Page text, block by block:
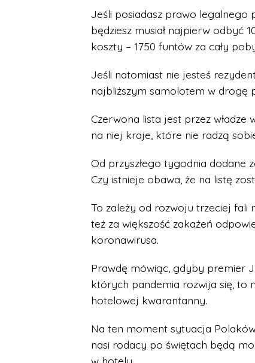
Jeśli posiadasz prawo legalnego
będziesz musiał najpierw odbyć
koszty – 1750 funtów za cały
Jeśli natomiast nie jesteś
najbliższym samolotem w drogę
Czerwona lista jest przez
na niej kraje, które nie radzą
Od przyszłego tygodnia dodane
Czy istnieje obawa, że na listę
To zależy od rozwoju trzeciej fali
też za większość zakażeń
koronawirusa.
Prawdę mówiąc, gdyby premier
których pandemia rozwija się, to
hotelowej kwarantanny.
Na ten moment sytuacja
nasi rodacy po świętach będą